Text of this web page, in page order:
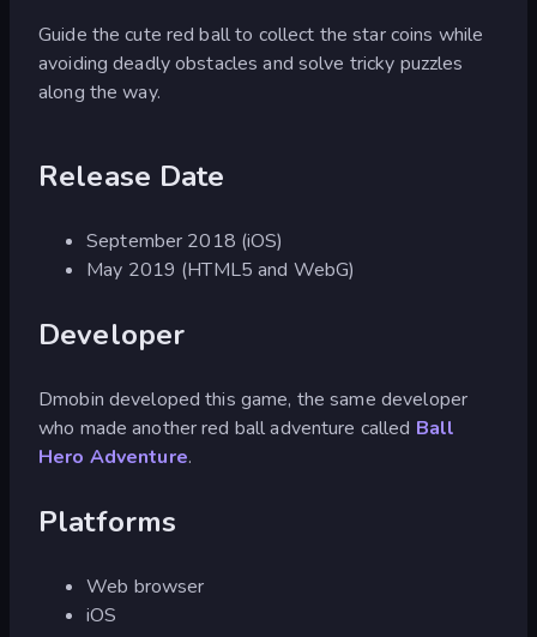
Guide the cute red ball to collect the star coins while
avoiding deadly obstacles and solve tricky puzzles
along the way.
Release Date
September 2018 (iOS)
May 2019 (HTML5 and WebG)
Developer
Dmobin developed this game, the same developer
who made another red ball adventure called Ball
Hero Adventure.
Platforms
Web browser
iOS